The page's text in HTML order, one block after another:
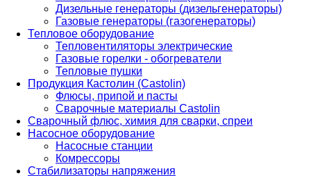
Дизельные генераторы (дизельгенераторы)
Газовые генераторы (газогенераторы)
Тепловое оборудование
Тепловентиляторы электрические
Газовые горелки - обогреватели
Тепловые пушки
Продукция Кастолин (Castolin)
Флюсы, припой и пасты
Сварочные материалы Castolin
Сварочный флюс, химия для сварки, спреи
Насосное оборудование
Насосные станции
Комрессоры
Стабилизаторы напряжения